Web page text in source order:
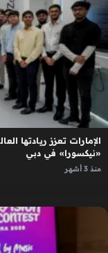
الإمارات تعزز ريادتها
«نيكسورا» في دبي
منذ 3 أشهر